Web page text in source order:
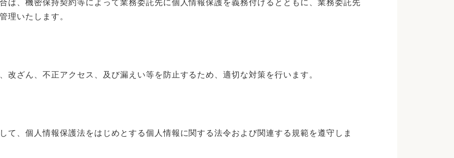
は、機密保持契約等によって業務委託先に個人情報保護を義務付けるとともに、業務委託先
理いたします。
改ざん、不正アクセス、及び漏えい等を防止するため、適切な対策を行います。
て、個人情報保護法をはじめとする個人情報に関する法令および関連する規範を遵守しま